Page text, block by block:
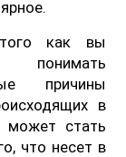
как вы
понимать
причины
в
стать
что несет в